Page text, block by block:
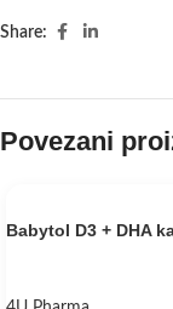
Share:
Povezani
Babytol D3 + DHA